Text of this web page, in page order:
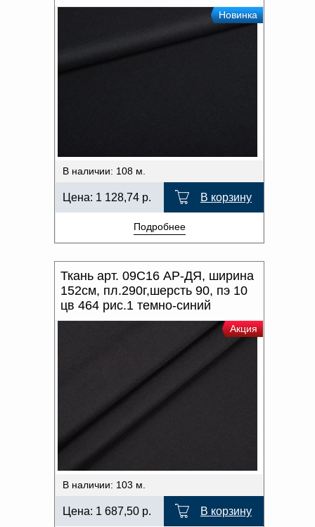
Новинка
В наличии: 108 м.
Цена: 1 128,74 р. В корзину
Подробнее
Ткань арт. 09С16 АР-ДЯ, ширина
152см, пл.290г,шерсть 90, пэ 10
цв 464 рис.1 темно-синий
Акция
В наличии: 103 м.
Цена: 1 687,50 р. В корзину